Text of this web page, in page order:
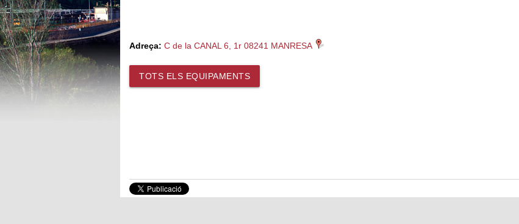
Adreça: C de la CANAL 6, 1r 08241 MANRESA
TOTS ELS EQUIPAMENTS